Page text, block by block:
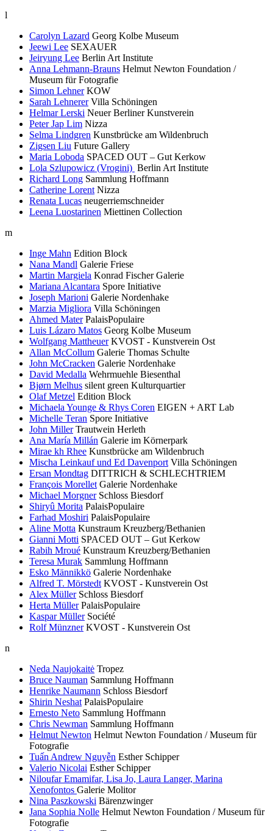
l
Carolyn Lazard Georg Kolbe Museum
Jeewi Lee SEXAUER
Jeiryung Lee Berlin Art Institute
Anna Lehmann-Brauns Helmut Newton Foundation /
Museum für Fotografie
Simon Lehner KOW
Sarah Lehnerer Villa Schöningen
Helmar Lerski Neuer Berliner Kunstverein
Peter Jap Lim Nizza
Selma Lindgren Kunstbrücke am Wildenbruch
Zigsen Liu Future Gallery
Maria Loboda SPACED OUT – Gut Kerkow
Lola Szlupowicz (Vrogini) Berlin Art Institute
Richard Long Sammlung Hoffmann
Catherine Lorent Nizza
Renata Lucas neugerriemschneider
Leena Luostarinen Miettinen Collection
m
Inge Mahn Edition Block
Nana Mandl Galerie Friese
Martin Margiela Konrad Fischer Galerie
Mariana Alcantara Spore Initiative
Joseph Marioni Galerie Nordenhake
Marzia Migliora Villa Schöningen
Ahmed Mater PalaisPopulaire
Luis Lázaro Matos Georg Kolbe Museum
Wolfgang Mattheuer KVOST - Kunstverein Ost
Allan McCollum Galerie Thomas Schulte
John McCracken Galerie Nordenhake
David Medalla Wehrmuehle Biesenthal
Bjørn Melhus silent green Kulturquartier
Olaf Metzel Edition Block
Michaela Younge & Rhys Coren EIGEN + ART Lab
Michelle Teran Spore Initiative
John Miller Trautwein Herleth
Ana María Millán Galerie im Körnerpark
Mirae kh Rhee Kunstbrücke am Wildenbruch
Mischa Leinkauf und Ed Davenport Villa Schöningen
Ersan Mondtag DITTRICH & SCHLECHTRIEM
François Morellet Galerie Nordenhake
Michael Morgner Schloss Biesdorf
Shiryû Morita PalaisPopulaire
Farhad Moshiri PalaisPopulaire
Aline Motta Kunstraum Kreuzberg/Bethanien
Gianni Motti SPACED OUT – Gut Kerkow
Rabih Mroué Kunstraum Kreuzberg/Bethanien
Teresa Murak Sammlung Hoffmann
Esko Männikkö Galerie Nordenhake
Alfred T. Mörstedt KVOST - Kunstverein Ost
Alex Müller Schloss Biesdorf
Herta Müller PalaisPopulaire
Kaspar Müller Société
Rolf Münzner KVOST - Kunstverein Ost
n
Neda Naujokaitė Tropez
Bruce Nauman Sammlung Hoffmann
Henrike Naumann Schloss Biesdorf
Shirin Neshat PalaisPopulaire
Ernesto Neto Sammlung Hoffmann
Chris Newman Sammlung Hoffmann
Helmut Newton Helmut Newton Foundation / Museum für
Fotografie
Tuấn Andrew Nguyễn Esther Schipper
Valerio Nicolai Esther Schipper
Niloufar Emamifar, Lisa Jo, Laura Langer, Marina
Xenofontos Galerie Molitor
Nina Paszkowski Bärenzwinger
Jana Sophia Nolle Helmut Newton Foundation / Museum für
Fotografie